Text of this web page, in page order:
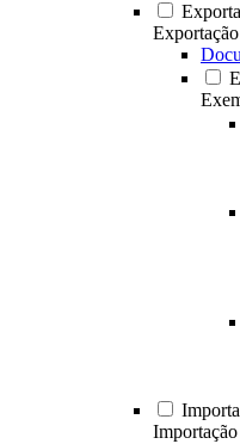
Exportação
Importação